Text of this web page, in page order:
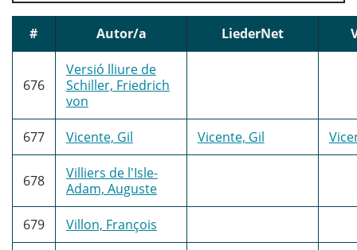
# Autor/a LiederNet
676
Versió lliure de
Schiller, Friedrich
von
677 Vicente, Gil Vicente, Gil
678
Villiers de l'Isle-
Adam, Auguste
679 Villon, François